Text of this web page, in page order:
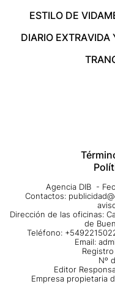
ESTILO DE VIDA
DIARIO EXTRAVIDA
Agencia DIB -
Contactos:
Dirección de las oficinas:
de
Teléfono:
Email:
Nº
Editor
Empresa propietaria